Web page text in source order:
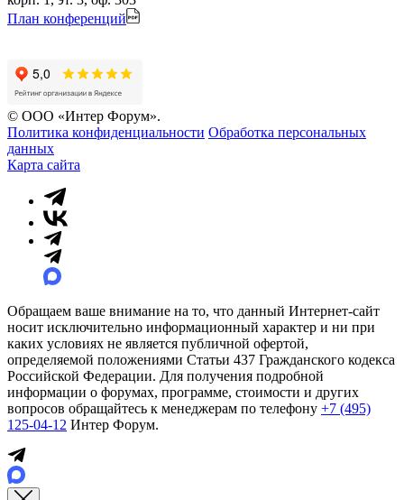
План конференций
© ООО «Интер Форум».
Политика конфиденциальности Обработка персональных
данных
Карта сайта
Обращаем ваше внимание на то, что данный Интернет-сайт
носит исключительно информационный характер и ни при
каких условиях не является публичной офертой,
определяемой положениями Статьи 437 Гражданского кодекса
Российской Федерации. Для получения подробной
информации о форумах, программе, стоимости и других
вопросов обращайтесь к менеджерам по телефону +7 (495)
125-04-12 Интер Форум.